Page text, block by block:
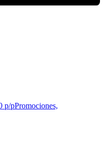
p/pPromociones,